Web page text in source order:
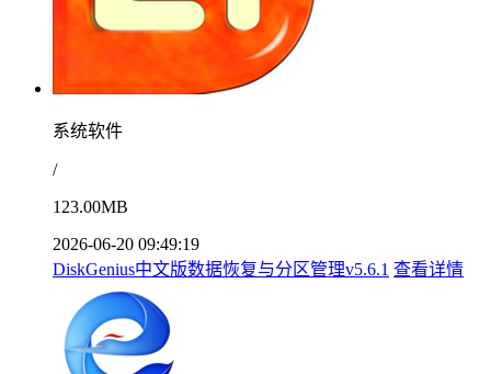
系统软件
/
123.00MB
2026-06-20 09:49:19
DiskGenius中文版数据恢复与分区管理v5.6.1 查看详情